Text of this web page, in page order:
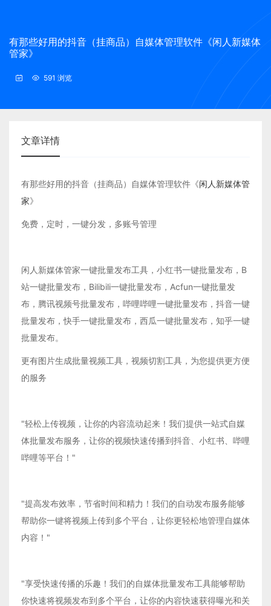
有那些好用的抖音（挂商品）自媒体管理软件《闲人新媒体
管家》
591 浏览
文章详情
有那些好用的抖音（挂商品）自媒体管理软件《闲人新媒体管
家》
免费，定时，一键分发，多账号管理
闲人新媒体管家一键批量发布工具，小红书一键批量发布，B
站一键批量发布，Bilibili一键批量发布，Acfun一键批量发
布，腾讯视频号批量发布，哔哩哔哩一键批量发布，抖音一键
批量发布，快手一键批量发布，西瓜一键批量发布，知乎一键
批量发布。
更有图片生成批量视频工具，视频切割工具，为您提供更方便
的服务
"轻松上传视频，让你的内容流动起来！我们提供一站式自媒
体批量发布服务，让你的视频快速传播到抖音、小红书、哔哩
哔哩等平台！"
"提高发布效率，节省时间和精力！我们的自动发布服务能够
帮助你一键将视频上传到多个平台，让你更轻松地管理自媒体
内容！"
"享受快速传播的乐趣！我们的自媒体批量发布工具能够帮助
你快速将视频发布到多个平台，让你的内容快速获得曝光和关